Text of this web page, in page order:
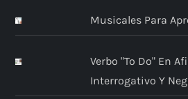
Musicales Para
Verbo "to Do" En
Interrogativo Y